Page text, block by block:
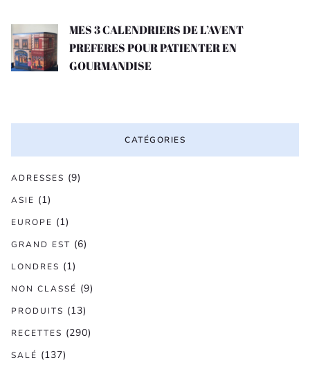
MES 3 CALENDRIERS DE L’AVENT
PREFERES POUR PATIENTER EN
GOURMANDISE
CATÉGORIES
ADRESSES (9)
ASIE (1)
EUROPE (1)
GRAND EST (6)
LONDRES (1)
NON CLASSÉ (9)
PRODUITS (13)
RECETTES (290)
SALÉ (137)